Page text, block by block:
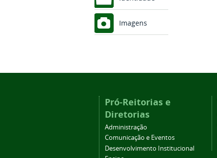
Imagens
Pró-Reitorias e
Diretorias
Administração
Comunicação e Eventos
Desenvolvimento Institucional